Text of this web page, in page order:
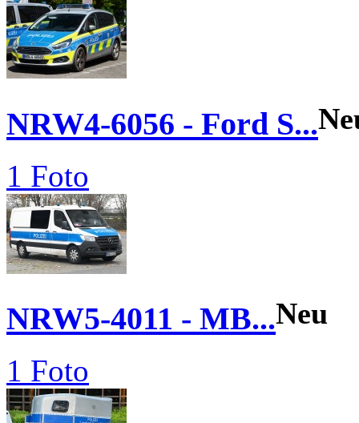
NRW4-6056 - Ford S...
1 Foto
NRW5-4011 - MB...Neu
1 Foto